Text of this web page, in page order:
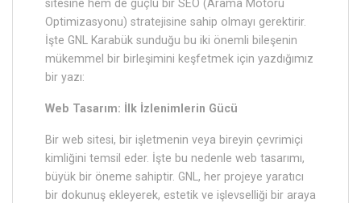
sitesine hem de güçlü bir SEO (Arama Motoru
Optimizasyonu) stratejisine sahip olmayı gerektirir.
İşte GNL Karabük sunduğu bu iki önemli bileşenin
mükemmel bir birleşimini keşfetmek için yazdığımız
bir yazı:
Web Tasarım: İlk İzlenimlerin Gücü
Bir web sitesi, bir işletmenin veya bireyin çevrimiçi
kimliğini temsil eder. İşte bu nedenle web tasarımı,
büyük bir öneme sahiptir. GNL, her projeye yaratıcı
bir dokunuş ekleyerek, estetik ve işlevselliği bir araya